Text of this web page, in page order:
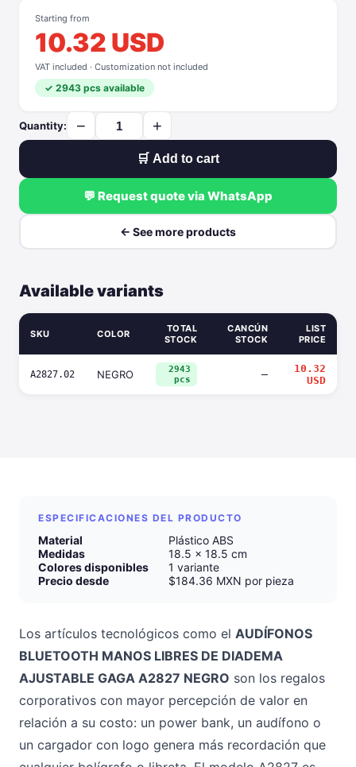
Starting from
10.32 USD
VAT included · Customization not included
✓ 2943 pcs available
Quantity: − +
🛒 Add to cart
💬 Request quote via WhatsApp
← See more products
Available variants
SKU COLOR
TOTAL
STOCK
CANCÚN
STOCK
LIST
PRICE
A2827.02 NEGRO
2943
pcs
—
10.32
USD
ESPECIFICACIONES DEL PRODUCTO
Material
Plástico ABS
Medidas
18.5 x 18.5 cm
Colores disponibles
1 variante
Precio desde
$184.36 MXN por pieza
Los artículos tecnológicos como el AUDÍFONOS
BLUETOOTH MANOS LIBRES DE DIADEMA
AJUSTABLE GAGA A2827 NEGRO son los regalos
corporativos con mayor percepción de valor en
relación a su costo: un power bank, un audífono o
un cargador con logo genera más recordación que